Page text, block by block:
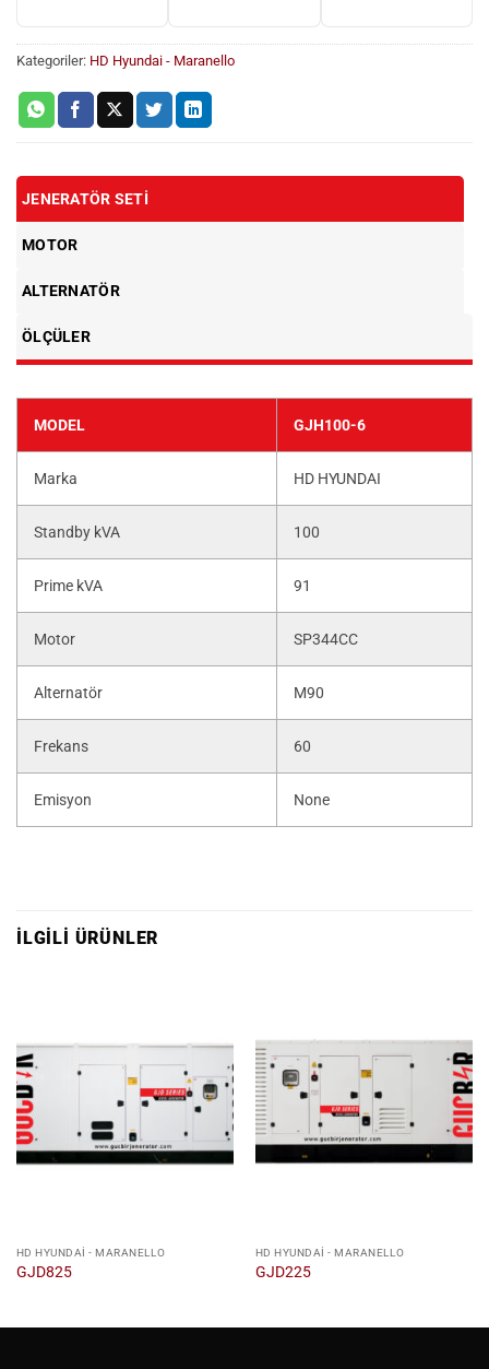
Kategoriler: HD Hyundai - Maranello
JENERATÖR SETI
MOTOR
ALTERNATÖR
ÖLÇÜLER
MODEL GJH100-6
Marka HD HYUNDAI
Standby kVA 100
Prime kVA 91
Motor SP344CC
Alternatör M90
Frekans 60
Emisyon None
İLGILI ÜRÜNLER
HD HYUNDAI - MARANELLO
GJD825
HD HYUNDAI - MARANELLO
GJD225